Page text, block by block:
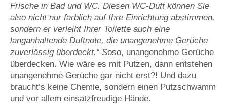
Frische in Bad und WC. Diesen WC-Duft können Sie
also nicht nur farblich auf Ihre Einrichtung abstimmen,
sondern er verleiht Ihrer Toilette auch eine
langanhaltende Duftnote, die unangenehme Gerüche
zuverlässig überdeckt.“ Soso, unangenehme Gerüche
überdecken. Wie wäre es mit Putzen, dann entstehen
unangenehme Gerüche gar nicht erst?! Und dazu
braucht’s keine Chemie, sondern einen Putzschwamm
und vor allem einsatzfreudige Hände.